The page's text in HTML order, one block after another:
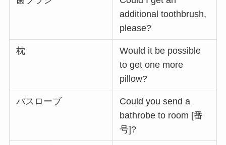
additional toothbrush,
please?
枕
Would it be possible
to get one more
pillow?
バスローブ
Could you send a
bathrobe to room [番
号]?